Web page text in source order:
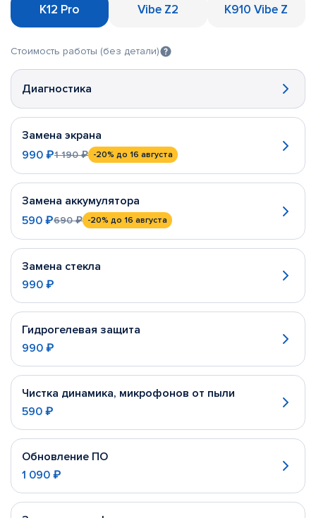
K12 Pro Vibe Z2 K910 Vibe Z
Стоимость работы (без детали)
Диагностика
Замена экрана
990 ₽1 190 ₽ -20% до 16 августа
Замена аккумулятора
590 ₽690 ₽ -20% до 16 августа
Замена стекла
990 ₽
Гидрогелевая защита
990 ₽
Чистка динамика, микрофонов от пыли
590 ₽
Обновление ПО
1 090 ₽